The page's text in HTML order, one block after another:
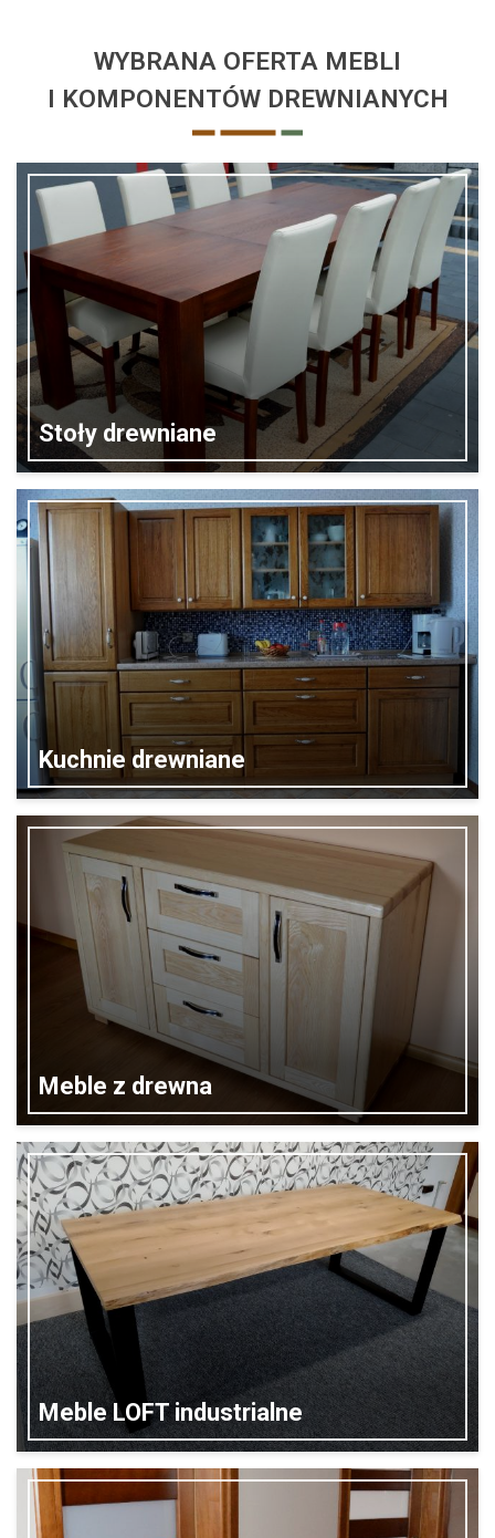
WYBRANA OFERTA MEBLI
I KOMPONENTÓW DREWNIANYCH
Stoły drewniane
Kuchnie drewniane
Meble z drewna
Meble LOFT industrialne